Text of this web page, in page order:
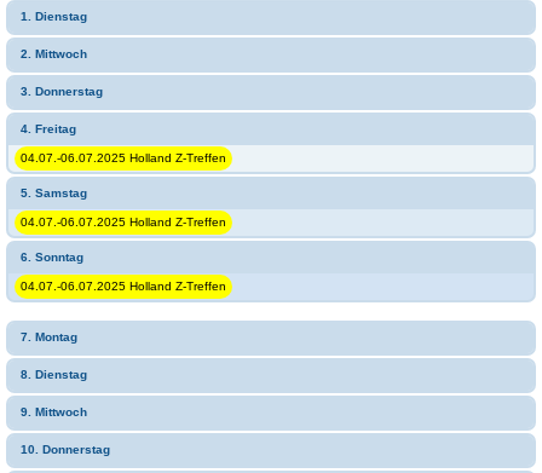
e
1. Dienstag
2. Mittwoch
3. Donnerstag
4. Freitag
04.07.-06.07.2025 Holland Z-Treffen
5. Samstag
04.07.-06.07.2025 Holland Z-Treffen
6. Sonntag
04.07.-06.07.2025 Holland Z-Treffen
7. Montag
8. Dienstag
9. Mittwoch
10. Donnerstag